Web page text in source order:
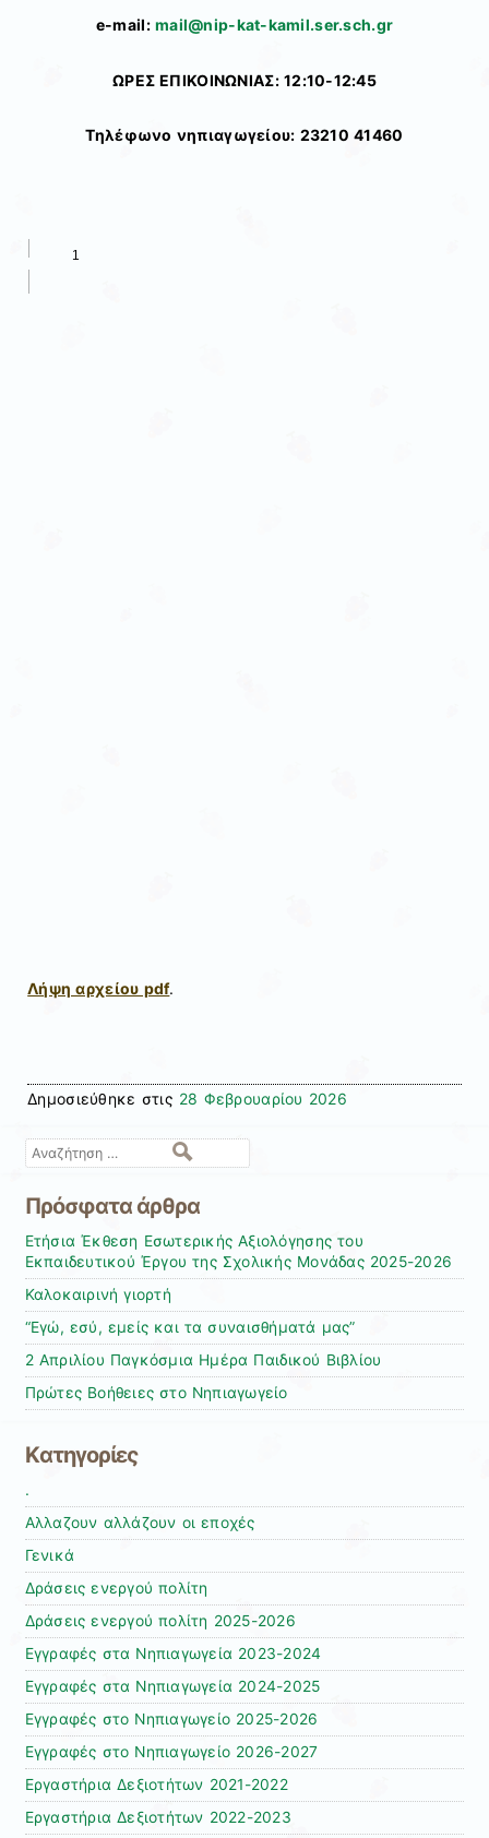
e-mail: mail@nip-kat-kamil.ser.sch.gr
ΩΡΕΣ ΕΠΙΚΟΙΝΩΝΙΑΣ: 12:10-12:45
Τηλέφωνο νηπιαγωγείου: 23210 41460
Λήψη αρχείου pdf.
Δημοσιεύθηκε στις 28 Φεβρουαρίου 2026
Αναζήτηση
Πρόσφατα άρθρα
Ετήσια Έκθεση Εσωτερικής Αξιολόγησης του
Εκπαιδευτικού Έργου της Σχολικής Μονάδας 2025-2026
Καλοκαιρινή γιορτή
“Εγώ, εσύ, εμείς και τα συναισθήματά μας”
2 Απριλίου Παγκόσμια Ημέρα Παιδικού Βιβλίου
Πρώτες Βοήθειες στο Νηπιαγωγείο
Kατηγορίες
.
Αλλαζουν αλλάζουν οι εποχές
Γενικά
Δράσεις ενεργού πολίτη
Δράσεις ενεργού πολίτη 2025-2026
Εγγραφές στα Νηπιαγωγεία 2023-2024
Εγγραφές στα Νηπιαγωγεία 2024-2025
Εγγραφές στο Νηπιαγωγείο 2025-2026
Εγγραφές στο Νηπιαγωγείο 2026-2027
Εργαστήρια Δεξιοτήτων 2021-2022
Εργαστήρια Δεξιοτήτων 2022-2023